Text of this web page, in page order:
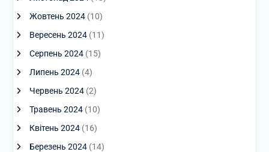
Жовтень 2024(10)
Вересень 2024(11)
Серпень 2024(15)
Липень 2024(4)
Червень 2024(2)
Травень 2024(10)
Квітень 2024(16)
Березень 2024(14)